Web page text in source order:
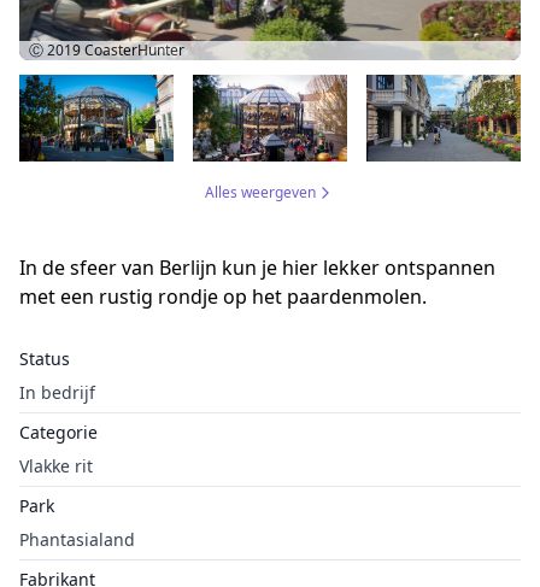
In de sfeer van Berlijn kun je hier lekker ontspannen
met een rustig rondje op het paardenmolen.
Status
In bedrijf
Categorie
Vlakke rit
Park
Phantasialand
Fabrikant
Ⓒ 2019CoasterHunter
Alles weergeven